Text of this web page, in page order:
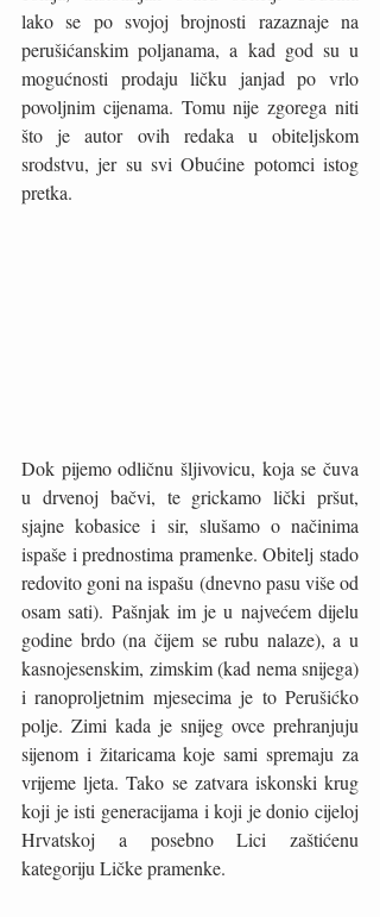
lako se po svojoj brojnosti razaznaje na
perušićanskim poljanama, a kad god su u
mogućnosti prodaju ličku janjad po vrlo
povoljnim cijenama. Tomu nije zgorega niti
što je autor ovih redaka u obiteljskom
srodstvu, jer su svi Obućine potomci istog
pretka.
Dok pijemo odličnu šljivovicu, koja se čuva
u drvenoj bačvi, te grickamo lički pršut,
sjajne kobasice i sir, slušamo o načinima
ispaše i prednostima pramenke. Obitelj stado
redovito goni na ispašu (dnevno pasu više od
osam sati). Pašnjak im je u najvećem dijelu
godine brdo (na čijem se rubu nalaze), a u
kasnojesenskim, zimskim (kad nema snijega)
i ranoproljetnim mjesecima je to Perušićko
polje. Zimi kada je snijeg ovce prehranjuju
sijenom i žitaricama koje sami spremaju za
vrijeme ljeta. Tako se zatvara iskonski krug
koji je isti generacijama i koji je donio cijeloj
Hrvatskoj a posebno Lici zaštićenu
kategoriju Ličke pramenke.